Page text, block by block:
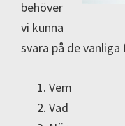
behöver
vi kunna
svara på de
Vem
Vad